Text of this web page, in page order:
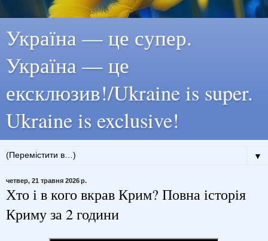
Україна — це супер.
Україна — це
ексклюзив!/Ukraine is super.
Ukraine is exclusive!
▼
четвер, 21 травня 2026 р.
Хто і в кого вкрав Крим? Повна історія
Криму за 2 години